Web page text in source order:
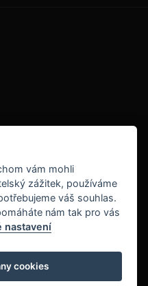
vám mohli
zážitek, používáme
váš souhlas.
nám tak pro vás
nastavení
cookies